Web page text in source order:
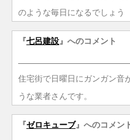
のような毎日になるでしょう
『七呂建設 』へのコメント
住宅街で日曜日にガンガン音
うな業者さんです。
『ゼロキューブ』へのコメン